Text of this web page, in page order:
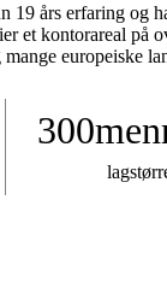
19 års erfaring og
et kontorareal på
europeiske
300